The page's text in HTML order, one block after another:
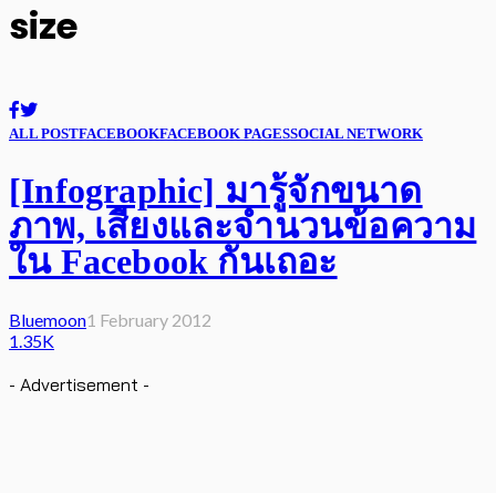
size
ALL POSTFACEBOOKFACEBOOK PAGESSOCIAL NETWORK
[Infographic] มารู้จักขนาด
ภาพ, เสียงและจำนวนข้อความ
ใน Facebook กันเถอะ
Bluemoon1 February 2012
1.35K
- Advertisement -